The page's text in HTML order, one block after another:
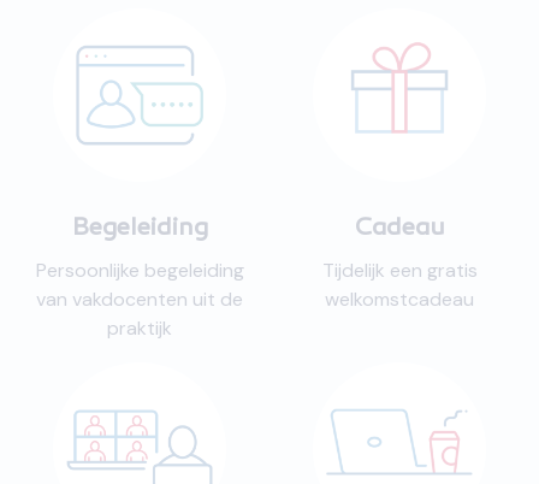
Begeleiding
Persoonlijke begeleiding
van vakdocenten uit de
praktijk
Cadeau
Tijdelijk een gratis
welkomstcadeau